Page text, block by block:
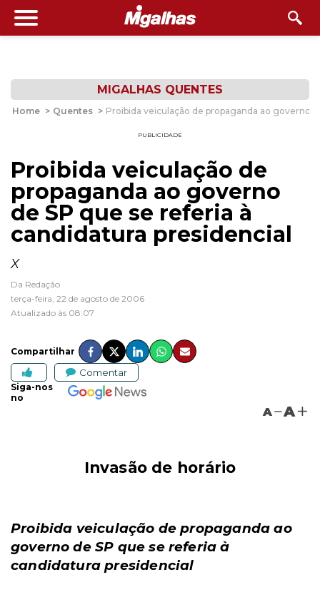
MIGALHAS QUENTES
Home > Quentes > Proibida veiculação de propaganda ao governo
PUBLICIDADE
Proibida veiculação de
propaganda ao governo
de SP que se referia à
candidatura presidencial
X
Da Redação
terça-feira, 22 de agosto de 2006
Atualizado às 08:07
Compartilhar
Comentar
Siga-nos
no
A A
Invasão de horário
Proibida veiculação de propaganda ao
governo de SP que se referia à
candidatura presidencial